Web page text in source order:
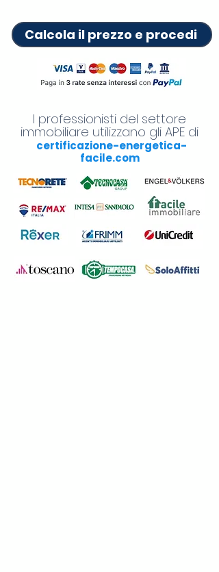
Calcola il prezzo e procedi
I professionisti del settore
immobiliare utilizzano gli APE di
certificazione-energetica-
facile.com